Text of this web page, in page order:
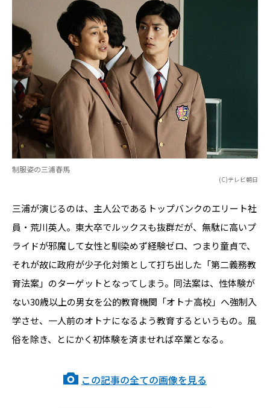
制服姿の三浦春馬
(C)テレビ朝日
三浦が演じるのは、主人公であるトップバンクのエリート社
員・荒川英人。東大卒でルックスも抜群だが、無駄に高いプ
ライドが邪魔して女性と馴染めず経験ゼロ、つまり童貞で、
それが故に政府が少子化対策として打ち出した「第二義務教
育法案」のターゲットとなってしまう。同法案は、性体験が
ない30歳以上の男女を公的教育機関「オトナ高校」へ強制入
学させ、一人前のオトナになるよう教育するというもの。風
俗を除き、とにかく初体験を済ませれば卒業となる。
この記事の全ての画像を見る